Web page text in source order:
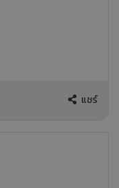
แชร์